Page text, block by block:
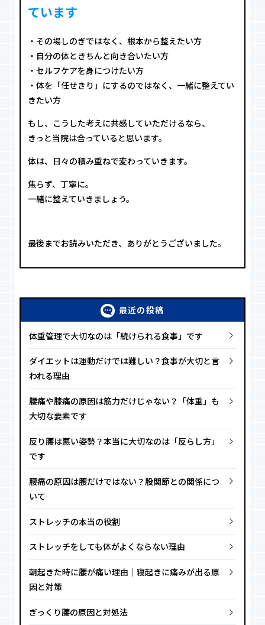
ています
・その場しのぎではなく、根本から整えたい方
・自分の体ときちんと向き合いたい方
・セルフケアを身につけたい方
・体を「任せきり」にするのではなく、一緒に整えてい
きたい方
もし、こうした考えに共感していただけるなら、
きっと当院は合っていると思います。
体は、日々の積み重ねで変わっていきます。
焦らず、丁寧に。
一緒に整えていきましょう。
最後までお読みいただき、ありがとうございました。
最近の投稿
体重管理で大切なのは「続けられる食事」です
ダイエットは運動だけでは難しい？食事が大切と言
われる理由
腰痛や膝痛の原因は筋力だけじゃない？「体重」も
大切な要素です
反り腰は悪い姿勢？本当に大切なのは「反らし方」
です
腰痛の原因は腰だけではない？股関節との関係につ
いて
ストレッチの本当の役割
ストレッチをしても体がよくならない理由
朝起きた時に腰が痛い理由｜寝起きに痛みが出る原
因と対策
ぎっくり腰の原因と対処法